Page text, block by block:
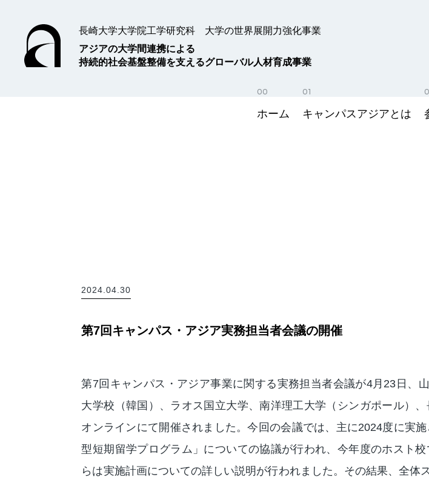
長崎大学大学院工学研究科 大学の世界展開力強化事業
アジアの大学間連携による
持続的社会基盤整備を支えるグローバル人材育成事業
ホーム キャンパスアジアとは
2024.04.30
第7回キャンパス・アジア実務担当者会議の開催
第7回キャンパス・アジア事業に関する実務担当者会議が4月23日、
大学校（韓国）、ラオス国立大学、南洋理工大学（シンガポール）、
オンラインにて開催されました。今回の会議では、主に2024度に実
型短期留学プログラム」についての協議が行われ、今年度のホスト
らは実施計画についての詳しい説明が行われました。その結果、全体